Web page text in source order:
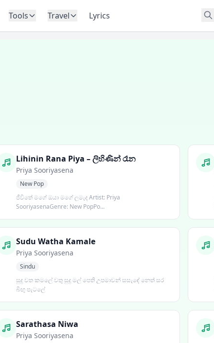
Tools Travel Lyrics
Lihinin Rana Piya – ලිහිණින් රෑන
Priya Sooriyasena
New Pop
ජීවිතේ මගේ ඔයා මගේ ලමැද Artist: Priya
SooriyasenaGenre: New PopPo...
Sudu Watha Kamale
Priya Sooriyasena
Sindu
සුදු වත කමලේ වතු සුදු මල් පෙති උපමාවන් සසැඳේ නෙත් සර
බිඟු පැටලේ
Sarathasa Niwa
Priya Sooriyasena